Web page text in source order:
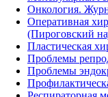
Онкология.
Оперативная
(Пироговский
Пластическая
Проблемы
Проблемы